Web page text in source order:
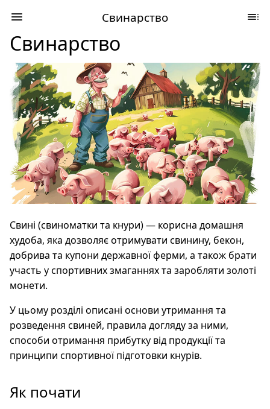
Свинарство
Свинарство
Свині (свиноматки та кнури) — корисна домашня
худоба, яка дозволяє отримувати свинину, бекон,
добрива та купони державної ферми, а також брати
участь у спортивних змаганнях та заробляти золоті
монети.
У цьому розділі описані основи утримання та
розведення свиней, правила догляду за ними,
способи отримання прибутку від продукції та
принципи спортивної підготовки кнурів.
Як почати